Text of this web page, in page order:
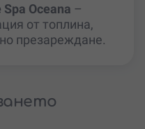
Oceana –
от топлина,
презареждане.